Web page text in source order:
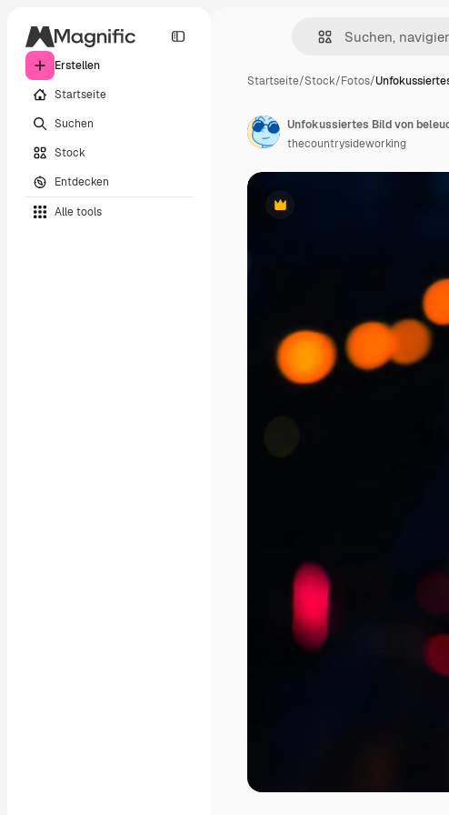
Erstellen
Startseite
Suchen
Stock
Entdecken
Alle tools
Startseite/Stock/Fotos/
Premium
Unfokussiertes Bild von
thecountrysideworking